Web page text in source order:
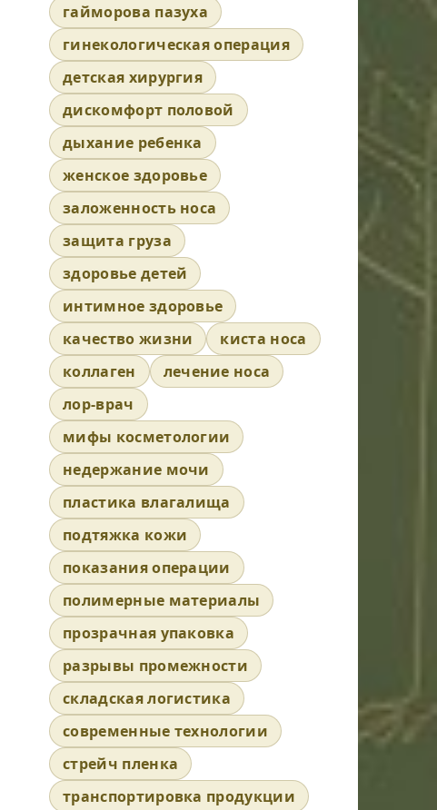
гайморова пазуха
гинекологическая операция
детская хирургия
дискомфорт половой
дыхание ребенка
женское здоровье
заложенность носа
защита груза
здоровье детей
интимное здоровье
качество жизни
киста носа
коллаген
лечение носа
лор-врач
мифы косметологии
недержание мочи
пластика влагалища
подтяжка кожи
показания операции
полимерные материалы
прозрачная упаковка
разрывы промежности
складская логистика
современные технологии
стрейч пленка
транспортировка продукции